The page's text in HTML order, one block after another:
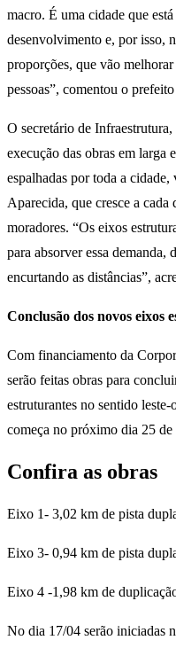
macro. É uma cidade que
desenvolvimento e, por isso,
proporções, que vão
pessoas”, comentou o
O secretário de
execução das obras em larga
espalhadas por toda a
Aparecida, que cresce a
moradores. “Os eixos
para absorver essa demanda,
encurtando as distâncias”,
Conclusão dos novos eixos
Com financiamento da
serão feitas obras para
estruturantes no sentido
começa no próximo dia 25 de
Confira as obras
Eixo 1- 3,02 km de pista
Eixo 3- 0,94 km de pista
Eixo 4 -1,98 km de
No dia 17/04 serão iniciadas